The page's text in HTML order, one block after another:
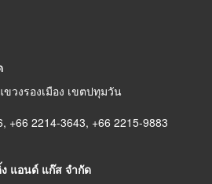
วงรองเมือง เขตปทุมวัน
+66 2214-3643, +66 2215-9883
แอนด์ แก๊ส จำกัด